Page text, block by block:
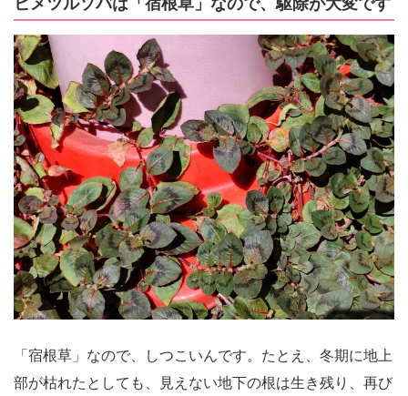
「宿根草」なので、しつこいんです。たとえ、冬期に地上
部が枯れたとしても、見えない地下の根は生き残り、再び